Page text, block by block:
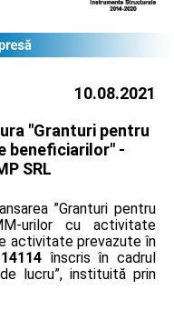
10.08.2021
"Granturi pentru
beneficiarilor" -
SRL
”Granturi pentru
urilor cu activitate
activitate prevazute în
înscris în cadrul
lucru”, instituită prin